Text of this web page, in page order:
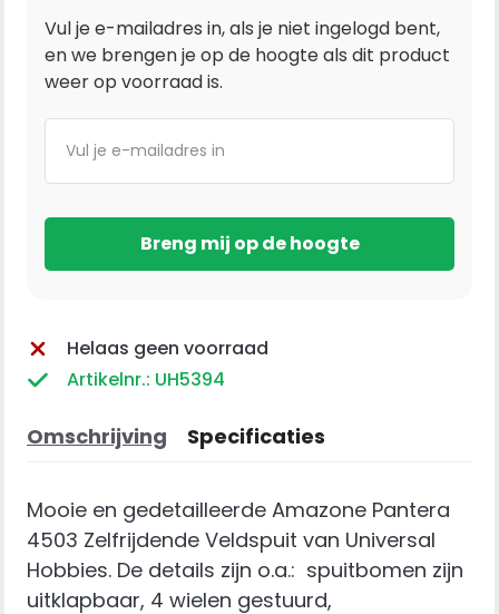
Vul je e-mailadres in, als je niet ingelogd bent,
en we brengen je op de hoogte als dit product
weer op voorraad is.
Helaas geen voorraad
Artikelnr.: UH5394
Omschrijving Specificaties
Mooie en gedetailleerde Amazone Pantera
4503 Zelfrijdende Veldspuit van Universal
Hobbies. De details zijn o.a.: spuitbomen zijn
uitklapbaar, 4 wielen gestuurd,